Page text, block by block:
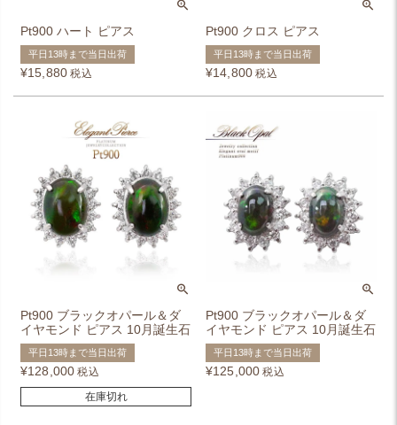
Pt900 ハート ピアス
平日13時まで当日出荷
¥15,880 税込
Pt900 クロス ピアス
平日13時まで当日出荷
¥14,800 税込
Pt900 ブラックオパール＆ダ
イヤモンド ピアス 10月誕生石
平日13時まで当日出荷
¥128,000 税込
在庫切れ
Pt900 ブラックオパール＆ダ
イヤモンド ピアス 10月誕生石
平日13時まで当日出荷
¥125,000 税込